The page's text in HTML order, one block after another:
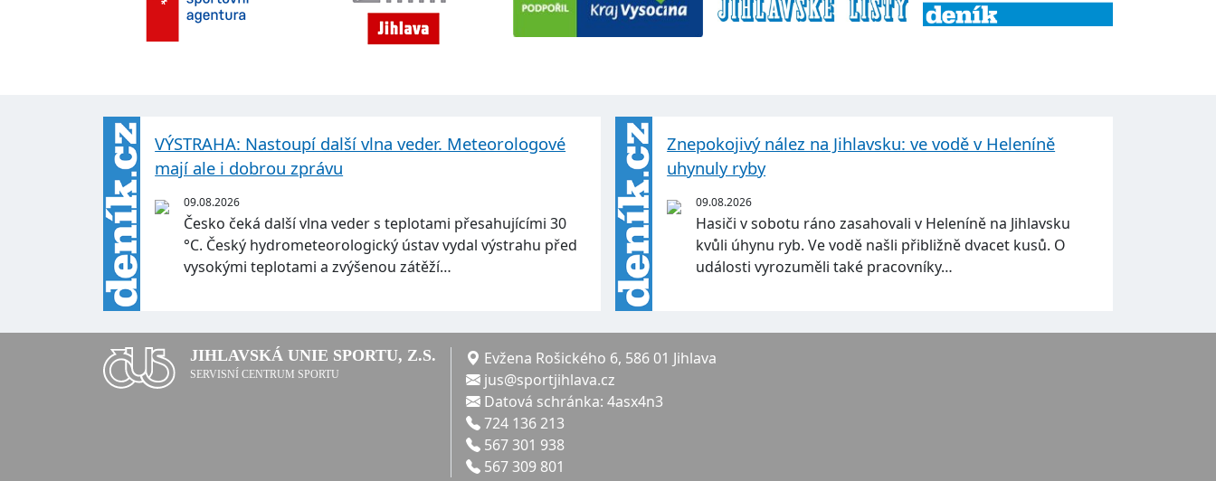
VÝSTRAHA: Nastoupí další vlna veder. Meteorologové
mají ale i dobrou zprávu
09.08.2026
Česko čeká další vlna veder s teplotami přesahujícími 30
°C. Český hydrometeorologický ústav vydal výstrahu před
vysokými teplotami a zvýšenou zátěží…
Znepokojivý nález na Jihlavsku: ve vodě v Heleníně
uhynuly ryby
09.08.2026
Hasiči v sobotu ráno zasahovali v Heleníně na Jihlavsku
kvůli úhynu ryb. Ve vodě našli přibližně dvacet kusů. O
události vyrozuměli také pracovníky…
JIHLAVSKÁ UNIE SPORTU, Z.S.
SERVISNÍ CENTRUM SPORTU
Evžena Rošického 6, 586 01 Jihlava
jus@sportjihlava.cz
Datová schránka: 4asx4n3
724 136 213
567 301 938
567 309 801